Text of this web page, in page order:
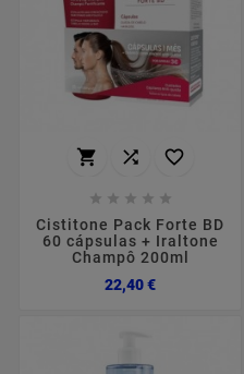
  
    
Cistitone Pack Forte BD
60 cápsulas + Iraltone
Champô 200ml
22,40 €Preço